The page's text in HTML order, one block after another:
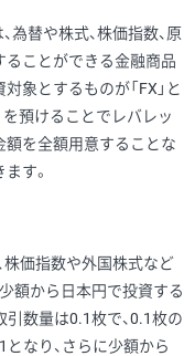
為替や株式、株価指数、原
ることができる金融商品
象とするものが「FX」と
を預けることでレバレッ
額を全額用意することな
す。
株価指数や外国株式など
額から日本円で投資する
引数量は0.1枚で、0.1枚の
なり、さらに少額から